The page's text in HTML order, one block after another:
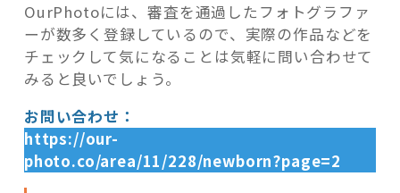
OurPhotoには、審査を通過したフォトグラファ
ーが数多く登録しているので、実際の作品などを
チェックして気になることは気軽に問い合わせて
みると良いでしょう。
お問い合わせ：
https://our-
photo.co/area/11/228/newborn?page=2